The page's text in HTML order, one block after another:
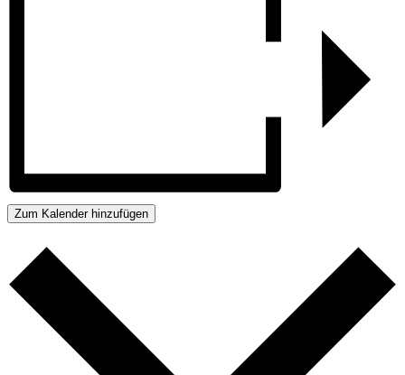
Zum Kalender hinzufügen